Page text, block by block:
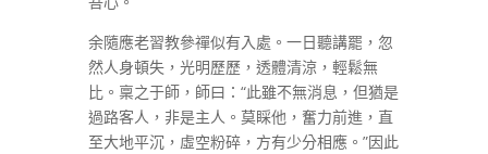
余隨應老習教參禪似有入處。一日聽講罷，忽
然人身頓失，光明歷歷，透體清涼，輕鬆無
比。稟之于師，師曰：“此雖不無消息，但猶是
過路客人，非是主人。莫睬他，奮力前進，直
至大地平沉，虛空粉碎，方有少分相應。”因此